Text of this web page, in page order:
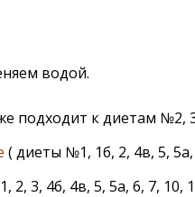
водой.
подходит к диетам №2,
( диеты №1, 1б, 2, 4в, 5, 5а,
2, 3, 4б, 4в, 5, 5а, 6, 7, 10,